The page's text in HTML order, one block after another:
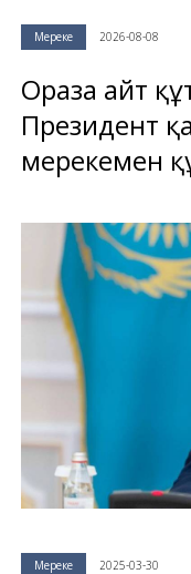
Мереке 2026-08-08
Ораза айт
Президент
мерекемен
Мереке 2025-03-30